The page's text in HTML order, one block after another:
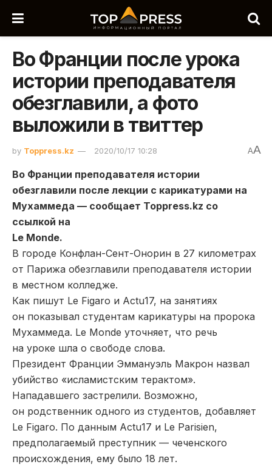
Во Франции после урока
истории преподавателя
обезглавили, а фото
выложили в твиттер
by Toppress.kz 2020/10/17 10:28 AA
Во Франции преподавателя истории
обезглавили после лекции с карикатурами на
Мухаммеда — сообщает Toppress.kz со
ссылкой на
Le Monde.
В городе Конфлан-Сент-Онорин в 27 километрах
от Парижа обезглавили преподавателя истории
в местном колледже.
Как пишут Le Figaro и Actu17, на занятиях
он показывал студентам карикатуры на пророка
Мухаммеда. Le Monde уточняет, что речь
на уроке шла о свободе слова.
Президент Франции Эммануэль Макрон назвал
убийство «исламистским терактом».
Нападавшего застрелили. Возможно,
он родственник одного из студентов, добавляет
Le Figaro. По данным Actu17 и Le Parisien,
предполагаемый преступник — чеченского
происхождения, ему было 18 лет.